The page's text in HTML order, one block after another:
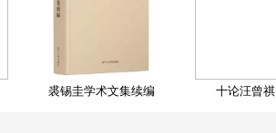
裘锡圭学术文集续编 十论汪曾祺